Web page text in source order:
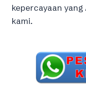
kepercayaan
kami.